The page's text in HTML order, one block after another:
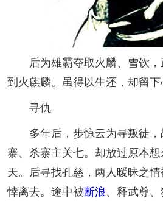
后为雄霸夺取火麟、雪饮，
到火麒麟。虽得以生还，却留下
寻仇
多年后，步惊云为寻叛徒，
寨、杀寨主关七。却放过原本
天。后寻找孔慈，两人暧昧之
悻离去。途中被断浪、释武尊